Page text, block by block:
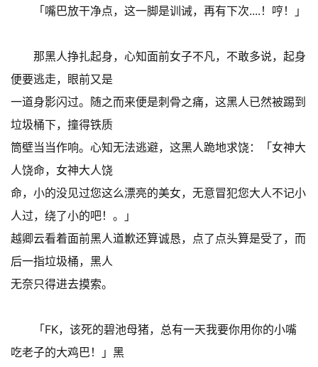
「嘴巴放干净点，这一脚是训诫，再有下次....！哼！」
那黑人挣扎起身，心知面前女子不凡，不敢多说，起身
便要逃走，眼前又是
一道身影闪过。随之而来便是刺骨之痛，这黑人已然被踢到
垃圾桶下，撞得铁质
筒壁当当作响。心知无法逃避，这黑人跪地求饶：「女神大
人饶命，女神大人饶
命，小的没见过您这么漂亮的美女，无意冒犯您大人不记小
人过，绕了小的吧！。」
越卿云看着面前黑人道歉还算诚恳，点了点头算是受了，而
后一指垃圾桶，黑人
无奈只得进去摸索。
「FK，该死的碧池母猪，总有一天我要你用你的小嘴
吃老子的大鸡巴！」黑